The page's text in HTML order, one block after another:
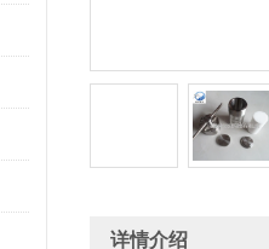
详情介绍